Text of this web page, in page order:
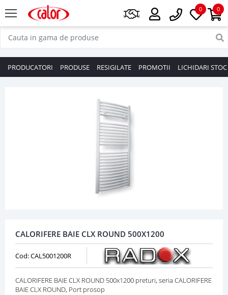
0
0
PRODUCATORI PRODUSE RESIGILATE PROMOTII LICHIDARI STOC
CALORIFERE BAIE CLX ROUND 500X1200
Cod: CAL5001200R
CALORIFERE BAIE CLX ROUND 500x1200 preturi, seria CALORIFERE
BAIE CLX ROUND, Port prosop